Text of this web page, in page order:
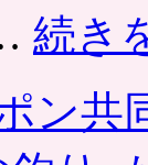
続き
ン共